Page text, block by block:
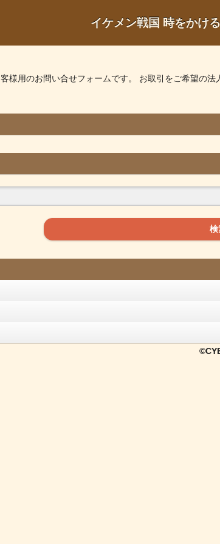
イケメン戦国 時をかけ
様用のお問い合せフォームです。 お取引をご希望の法
検